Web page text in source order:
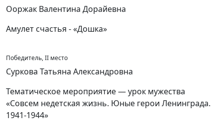
Ооржак Валентина Дорайевна
Амулет счастья - «Дошка»
Победитель, II место
Суркова Татьяна Александровна
Тематическое мероприятие — урок мужества
«Совсем недетская жизнь. Юные герои Ленинграда.
1941-1944»